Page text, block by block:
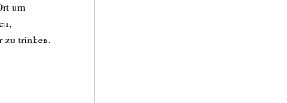
um
zu trinken.